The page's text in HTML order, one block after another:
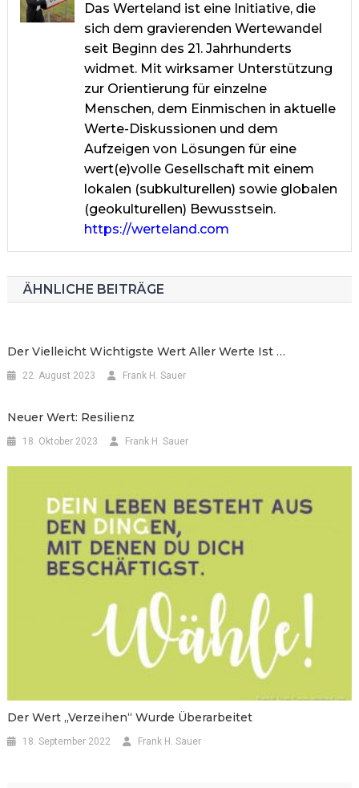
Das Werteland ist eine Initiative, die
sich dem gravierenden Wertewandel
seit Beginn des 21. Jahrhunderts
widmet. Mit wirksamer Unterstützung
zur Orientierung für einzelne
Menschen, dem Einmischen in aktuelle
Werte-Diskussionen und dem
Aufzeigen von Lösungen für eine
wert(e)volle Gesellschaft mit einem
lokalen (subkulturellen) sowie globalen
(geokulturellen) Bewusstsein.
https://werteland.com
ÄHNLICHE BEITRÄGE
Der Vielleicht Wichtigste Wert Aller Werte Ist …
22. August 2023 Frank H. Sauer
Neuer Wert: Resilienz
18. Oktober 2023 Frank H. Sauer
Der Wert „verzeihen“ Wurde Überarbeitet
18. September 2022 Frank H. Sauer